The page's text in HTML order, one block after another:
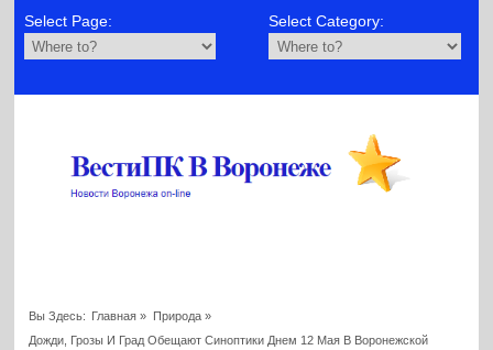
Select Page: Select Category:
Вы Здесь: Главная » Природа»
Дожди, Грозы И Град Обещают Синоптики Днем 12 Мая В Воронежской